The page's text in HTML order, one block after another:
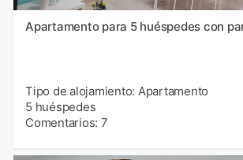
Apartamento para 5 huéspedes con
Tipo de alojamiento: Apartamento
5 huéspedes
Comentarios: 7